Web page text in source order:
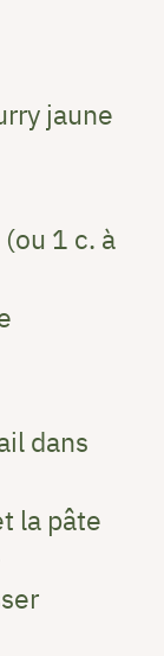
jaune
1 c. à
dans
la pâte